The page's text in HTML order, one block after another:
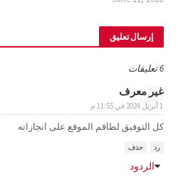
إرسال تعليق
6 تعليقات
غير معرف
1 أبريل 2024 في 11:55 م
كل التوفيق لطاقم الموقع على انجازاته
رد حذف
الردود